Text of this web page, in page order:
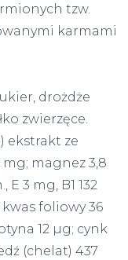
tzw.
karmami
drożdże
zwierzęce.
ekstrakt ze
magnez 3,8
E 3 mg, B1 132
kwas foliowy 36
12 µg; cynk
(chelat) 437